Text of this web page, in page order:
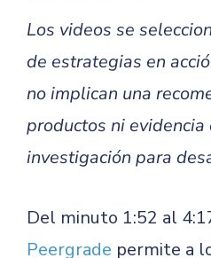
Los videos se
de estrategias en
no implican una
productos ni evidencia
investigación para
Del minuto 1:52 al
Peergrade permite a